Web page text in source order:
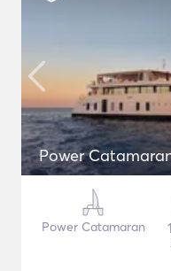
Power
Power Catamaran